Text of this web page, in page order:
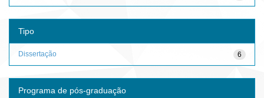
Tipo
6
Dissertação
Programa de pós-graduação